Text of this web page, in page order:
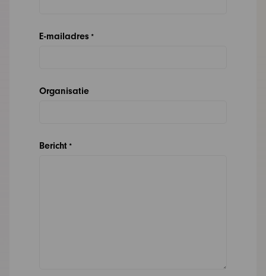
E-mailadres *
Organisatie
Bericht *